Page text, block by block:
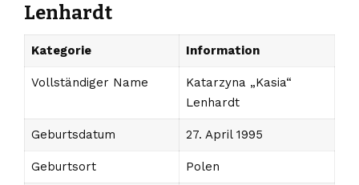
Lenhardt
Kategorie Information
Vollständiger Name
Katarzyna „Kasia“
Lenhardt
Geburtsdatum 27. April 1995
Geburtsort Polen